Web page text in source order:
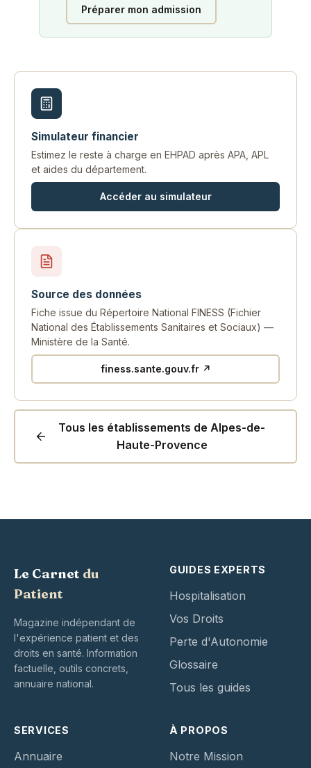
Préparer mon admission
Simulateur financier
Estimez le reste à charge en EHPAD après APA, APL
et aides du département.
Accéder au simulateur
Source des données
Fiche issue du Répertoire National FINESS (Fichier
National des Établissements Sanitaires et Sociaux) —
Ministère de la Santé.
finess.sante.gouv.fr ↗
Tous les établissements de Alpes-de-
Haute-Provence
Le Carnet du
Patient
Magazine indépendant de
l'expérience patient et des
droits en santé. Information
factuelle, outils concrets,
annuaire national.
GUIDES EXPERTS
Hospitalisation
Vos Droits
Perte d'Autonomie
Glossaire
Tous les guides
SERVICES
Annuaire
À PROPOS
Notre Mission